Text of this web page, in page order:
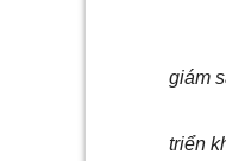
giám
triển